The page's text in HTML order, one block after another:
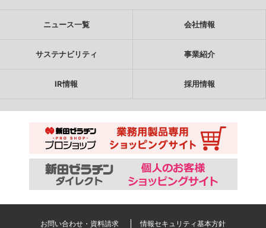
ニュース一覧 会社情報
サステナビリティ 事業紹介
IR情報 採用情報
お問い合わせ・資料請求 情報セキュリティ基本方針